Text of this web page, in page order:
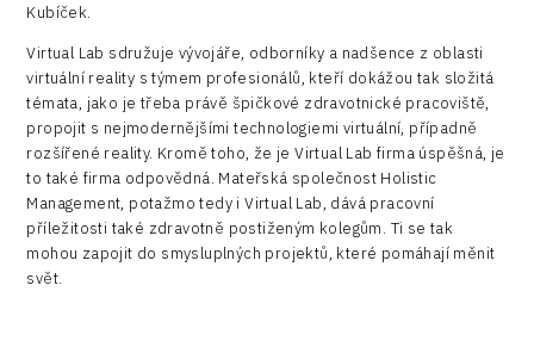
Kubíček.
Virtual Lab sdružuje vývojáře, odborníky a nadšence z oblasti
virtuální reality s týmem profesionálů, kteří dokážou tak složitá
témata, jako je třeba právě špičkové zdravotnické pracoviště,
propojit s nejmodernějšími technologiemi virtuální, případně
rozšířené reality. Kromě toho, že je Virtual Lab firma úspěšná, je
to také firma odpovědná. Mateřská společnost Holistic
Management, potažmo tedy i Virtual Lab, dává pracovní
příležitosti také zdravotně postiženým kolegům. Ti se tak
mohou zapojit do smysluplných projektů, které pomáhají měnit
svět.